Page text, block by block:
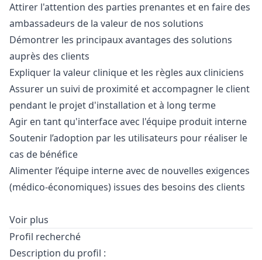
Attirer l'attention des parties prenantes et en faire des
ambassadeurs de la valeur de nos solutions
Démontrer les principaux avantages des solutions
auprès des clients
Expliquer la valeur clinique et les règles aux cliniciens
Assurer un suivi de proximité et accompagner le client
pendant le projet d'installation et à long terme
Agir en tant qu'interface avec l'équipe produit interne
Soutenir l’adoption par les utilisateurs pour réaliser le
cas de bénéfice
Alimenter l’équipe interne avec de nouvelles exigences
(médico-économiques) issues des besoins des clients
Voir plus
Profil recherché
Description du profil :